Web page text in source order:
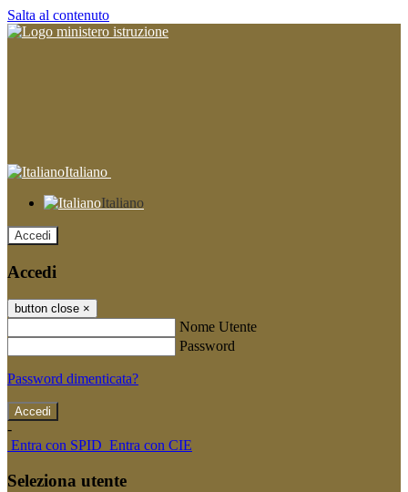
Salta al contenuto
Italiano
Italiano
Accedi
Accedi
button close ×
Nome Utente
Password
Password dimenticata?
-
Entra con SPID Entra con CIE
Seleziona utente